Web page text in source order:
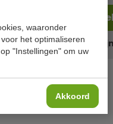
waaronder
het optimaliseren
"Instellingen" om uw
Akkoord
In
betaal22,59in 3